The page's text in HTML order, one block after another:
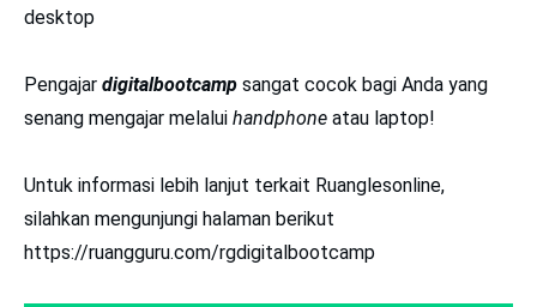
desktop
Pengajar digitalbootcamp sangat cocok bagi Anda yang
senang mengajar melalui handphone atau laptop!
Untuk informasi lebih lanjut terkait Ruanglesonline,
silahkan mengunjungi halaman berikut
https://ruangguru.com/rgdigitalbootcamp